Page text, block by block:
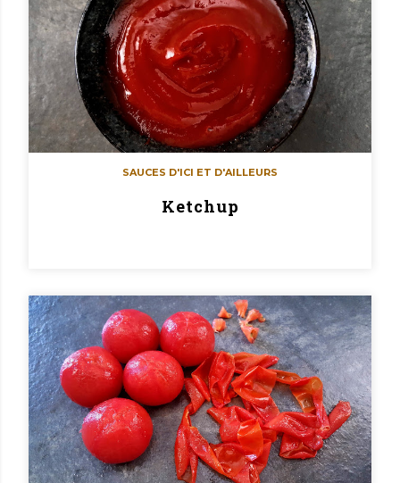
SAUCES D'ICI ET D'AILLEURS
Ketchup